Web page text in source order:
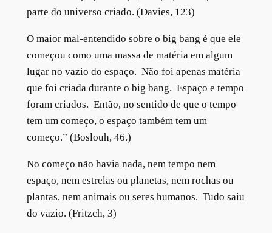
parte do universo criado. (Davies, 123)
O maior mal-entendido sobre o big bang é que ele
começou como uma massa de matéria em algum
lugar no vazio do espaço. Não foi apenas matéria
que foi criada durante o big bang. Espaço e tempo
foram criados. Então, no sentido de que o tempo
tem um começo, o espaço também tem um
começo.” (Boslouh, 46.)
No começo não havia nada, nem tempo nem
espaço, nem estrelas ou planetas, nem rochas ou
plantas, nem animais ou seres humanos. Tudo saiu
do vazio. (Fritzch, 3)